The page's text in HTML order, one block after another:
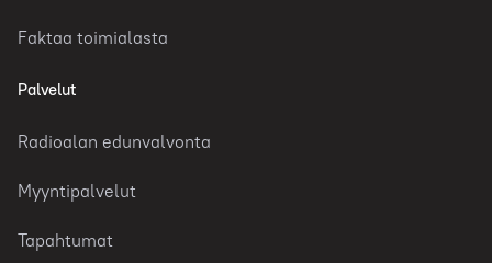
Faktaa toimialasta
Palvelut
Radioalan edunvalvonta
Myyntipalvelut
Tapahtumat